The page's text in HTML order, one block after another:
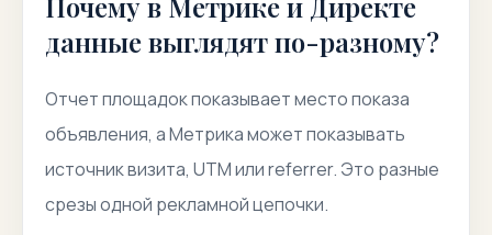
данные выглядят по-разному?
Отчет площадок показывает место показа
объявления, а Метрика может показывать
источник визита, UTM или referrer. Это разные
срезы одной рекламной цепочки.